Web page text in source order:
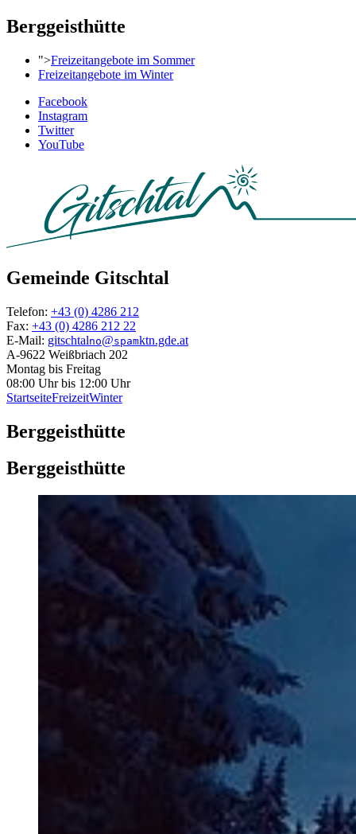
Berggeisthütte
">Freizeitangebote im Sommer
Freizeitangebote im Winter
Facebook
Instagram
Twitter
YouTube
Gemeinde Gitschtal
Telefon: +43 (0) 4286 212
Fax: +43 (0) 4286 212 22
E-Mail: gitschtalno@spamktn.gde.at
A-9622 Weißbriach 202
Montag bis Freitag
08:00 Uhr bis 12:00 Uhr
StartseiteFreizeitWinter
Berggeisthütte
Berggeisthütte